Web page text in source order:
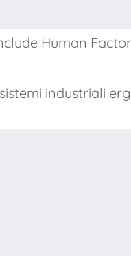
Human
industriali